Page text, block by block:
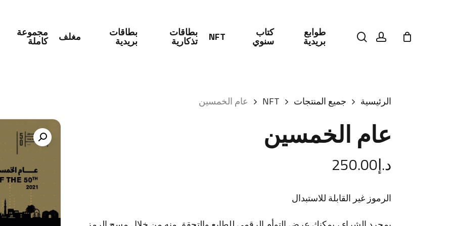
طوابع
بريدية
كتاب
سنوي NFT بطاقات
تذكارية
بطاقات
بريدية مغلف مجموعة
كاملة searchaccount
الرئيسية جميع المنتجات NFT عام الخمسين
عام الخمسين
د.إ250.00
الرموز غير القابلة للاستبدال